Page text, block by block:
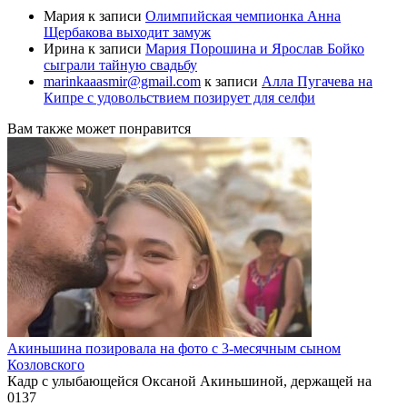
Мария к записи Олимпийская чемпионка Анна
Щербакова выходит замуж
Ирина к записи Мария Порошина и Ярослав Бойко
сыграли тайную свадьбу
marinkaaasmir@gmail.com к записи Алла Пугачева на
Кипре с удовольствием позирует для селфи
Вам также может понравится
Акиньшина позировала на фото с 3-месячным сыном
Козловского
Кадр с улыбающейся Оксаной Акиньшиной, держащей на
0137